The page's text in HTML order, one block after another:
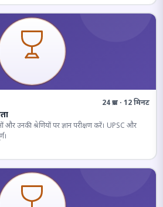
24 प्रश्न · 12 मिनट
और उनकी श्रेणियों पर ज्ञान परीक्षण करें। UPSC और